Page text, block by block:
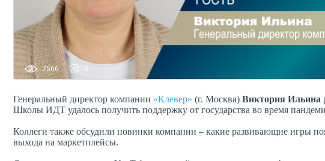
2566 0
Генеральный директор компании «Клевер» (г. Москва) Виктория Ильина
Школы ИДТ удалось получить поддержку от государства во время
Коллеги также обсудили новинки компании – какие развивающие игры
выхода на маркетплейсы.